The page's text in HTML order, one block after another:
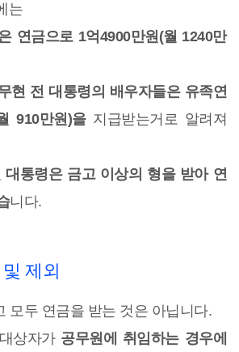
는
연금으로 1억4900만원(월 1240만
현 전 대통령의 배우자들은 유족연
910만원)을지급받는거로 알려져
대통령은 금고 이상의 형을 받아 연
니다.
제외
모두 연금을 받는 것은 아닙니다.
상자가 공무원에 취임하는 경우에